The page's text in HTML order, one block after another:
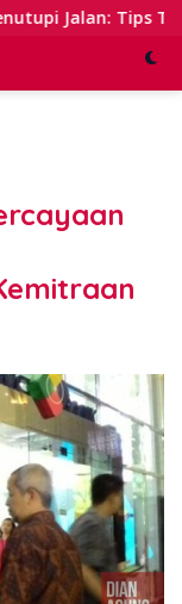
Tips